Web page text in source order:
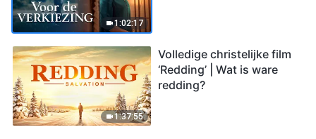
1:02:17
1:37:55
Volledige christelijke film
‘Redding’ | Wat is ware
redding?